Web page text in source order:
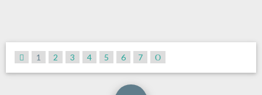
1 2 3 4 5 6 7